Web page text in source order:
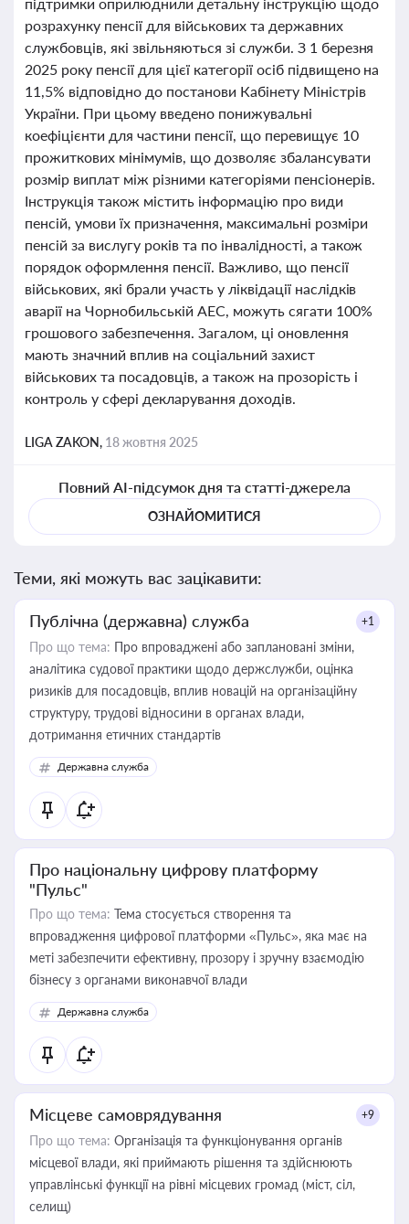
розрахунку пенсії для військових та державних
службовців, які звільняються зі служби. З 1 березня
2025 року пенсії для цієї категорії осіб підвищено на
11,5% відповідно до постанови Кабінету Міністрів
України. При цьому введено понижувальні
коефіцієнти для частини пенсії, що перевищує 10
прожиткових мінімумів, що дозволяє збалансувати
розмір виплат між різними категоріями пенсіонерів.
Інструкція також містить інформацію про види
пенсій, умови їх призначення, максимальні розміри
пенсій за вислугу років та по інвалідності, а також
порядок оформлення пенсії. Важливо, що пенсії
військових, які брали участь у ліквідації наслідків
аварії на Чорнобильській АЕС, можуть сягати 100%
грошового забезпечення. Загалом, ці оновлення
мають значний вплив на соціальний захист
військових та посадовців, а також на прозорість і
контроль у сфері декларування доходів.
LIGA ZAKON, 18 жовтня 2025
Повний AI-підсумок дня та статті-джерела
ОЗНАЙОМИТИСЯ
Теми, які можуть вас зацікавити:
Публічна (державна) служба +1
Про що тема: Про впроваджені або заплановані зміни,
аналітика судової практики щодо держслужби, оцінка
ризиків для посадовців, вплив новацій на організаційну
структуру, трудові відносини в органах влади,
дотримання етичних стандартів
Державна служба
Про національну цифрову платформу
"Пульс"
Про що тема: Тема стосується створення та
впровадження цифрової платформи «Пульс», яка має на
меті забезпечити ефективну, прозору і зручну взаємодію
бізнесу з органами виконавчої влади
Державна служба
Місцеве самоврядування +9
Про що тема: Організація та функціонування органів
місцевої влади, які приймають рішення та здійснюють
управлінські функції на рівні місцевих громад (міст, сіл,
селищ)